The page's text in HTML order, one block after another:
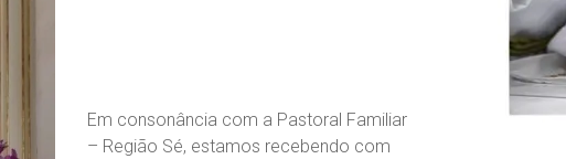
Em consonância com a Pastoral Familiar
– Região Sé, estamos recebendo com